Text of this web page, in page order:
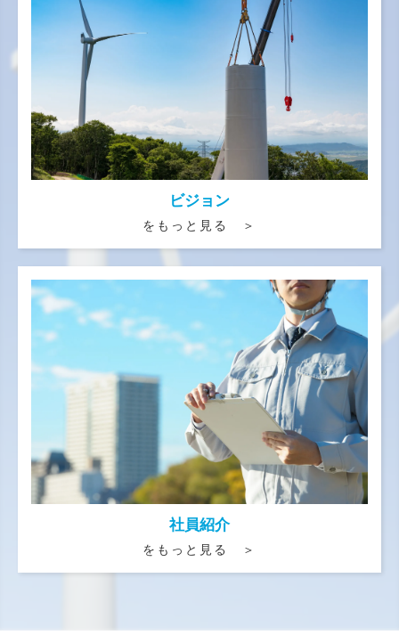
ビジョン
をもっと見る ＞
社員紹介
をもっと見る ＞